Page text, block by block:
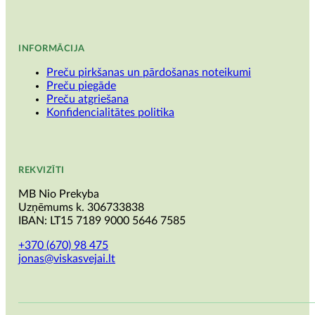
INFORMĀCIJA
Preču pirkšanas un pārdošanas noteikumi
Preču piegāde
Preču atgriešana
Konfidencialitātes politika
REKVIZĪTI
MB Nio Prekyba
Uzņēmums k. 306733838
IBAN: LT15 7189 9000 5646 7585
+370 (670) 98 475
jonas@viskasvejai.lt